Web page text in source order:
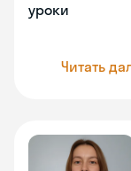
уроки
Читать